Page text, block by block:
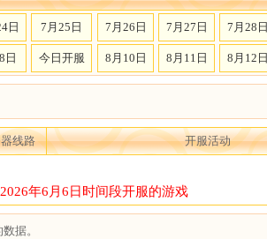
日 7月25日 7月26日 7月27日 7月28日
日 今日开服 8月10日 8月11日 8月12日
线路 开服活动
年6月6日时间段开服的游戏
据。